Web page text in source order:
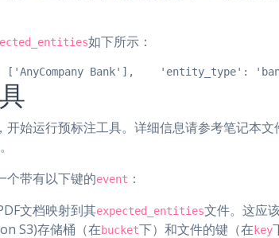
如下所示：
Bank'],    'entity_type':
开始运行预标注工具。详细信息请参考笔记本文
。
个带有以下键的event ：
文档映射到其expected_entities文件。这应
S3)存储桶（在bucket下）和文件的键（在 key